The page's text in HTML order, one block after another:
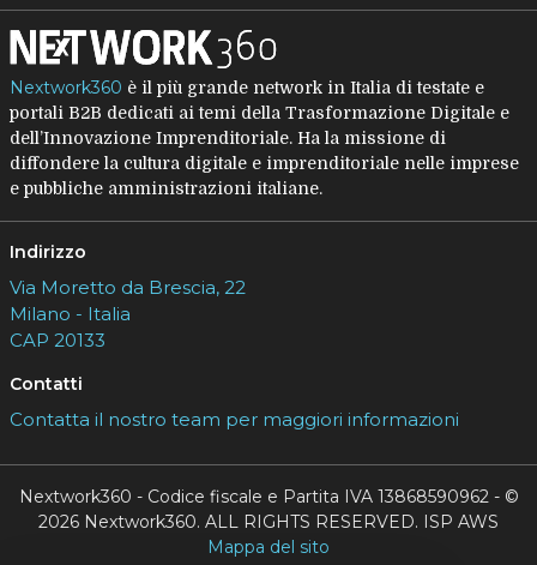
Nextwork360 è il più grande network in Italia di testate e
portali B2B dedicati ai temi della Trasformazione Digitale e
dell’Innovazione Imprenditoriale. Ha la missione di
diffondere la cultura digitale e imprenditoriale nelle imprese
e pubbliche amministrazioni italiane.
Indirizzo
Via Moretto da Brescia, 22
Milano - Italia
CAP 20133
Contatti
Contatta il nostro team per maggiori informazioni
Nextwork360 - Codice fiscale e Partita IVA 13868590962 - ©
2026 Nextwork360. ALL RIGHTS RESERVED. ISP AWS
Mappa del sito